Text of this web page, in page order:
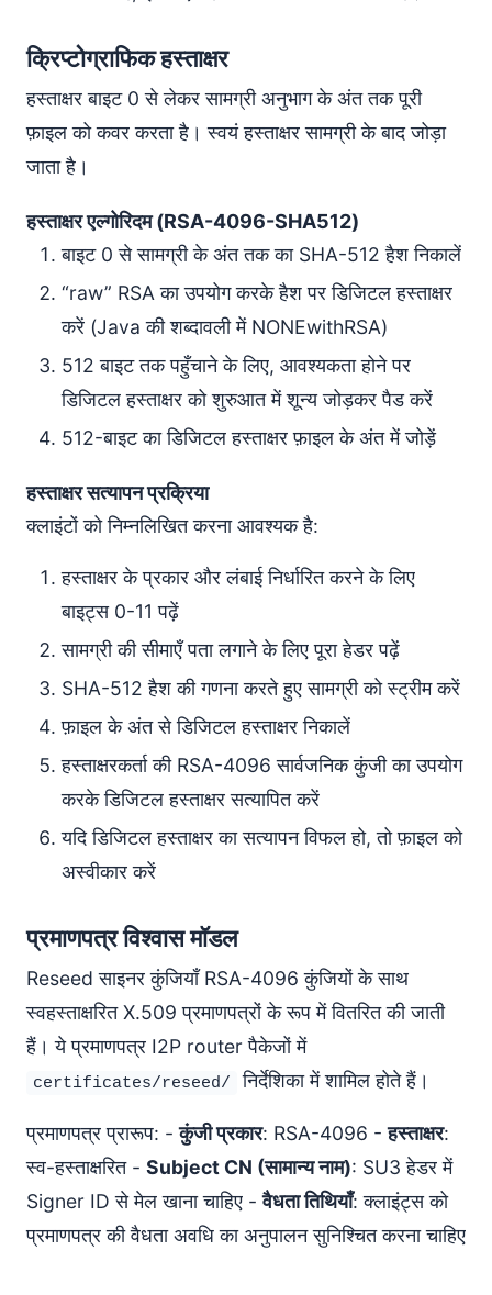
क्रिप्टोग्राफिक हस्ताक्षर
हस्ताक्षर बाइट 0 से लेकर सामग्री अनुभाग के अंत तक पूरी
फ़ाइल को कवर करता है। स्वयं हस्ताक्षर सामग्री के बाद जोड़ा
जाता है।
हस्ताक्षर एल्गोरिदम (RSA-4096-SHA512)
बाइट 0 से सामग्री के अंत तक का SHA-512 हैश निकालें
“raw” RSA का उपयोग करके हैश पर डिजिटल हस्ताक्षर
करें (Java की शब्दावली में NONEwithRSA)
512 बाइट तक पहुँचाने के लिए, आवश्यकता होने पर
डिजिटल हस्ताक्षर को शुरुआत में शून्य जोड़कर पैड करें
512-बाइट का डिजिटल हस्ताक्षर फ़ाइल के अंत में जोड़ें
हस्ताक्षर सत्यापन प्रक्रिया
क्लाइंटों को निम्नलिखित करना आवश्यक है:
हस्ताक्षर के प्रकार और लंबाई निर्धारित करने के लिए
बाइट्स 0-11 पढ़ें
सामग्री की सीमाएँ पता लगाने के लिए पूरा हेडर पढ़ें
SHA-512 हैश की गणना करते हुए सामग्री को स्ट्रीम करें
फ़ाइल के अंत से डिजिटल हस्ताक्षर निकालें
हस्ताक्षरकर्ता की RSA-4096 सार्वजनिक कुंजी का उपयोग
करके डिजिटल हस्ताक्षर सत्यापित करें
यदि डिजिटल हस्ताक्षर का सत्यापन विफल हो, तो फ़ाइल को
अस्वीकार करें
प्रमाणपत्र विश्वास मॉडल
Reseed साइनर कुंजियाँ RSA-4096 कुंजियों के साथ
स्वहस्ताक्षरित X.509 प्रमाणपत्रों के रूप में वितरित की जाती
हैं। ये प्रमाणपत्र I2P router पैकेजों में
certificates/reseed/ निर्देशिका में शामिल होते हैं।
प्रमाणपत्र प्रारूप: -कुंजी प्रकार: RSA-4096 -हस्ताक्षर:
स्व-हस्ताक्षरित - Subject CN (सामान्य नाम): SU3 हेडर में
Signer ID से मेल खाना चाहिए -वैधता तिथियाँ: क्लाइंट्स को
प्रमाणपत्र की वैधता अवधि का अनुपालन सुनिश्चित करना चाहिए